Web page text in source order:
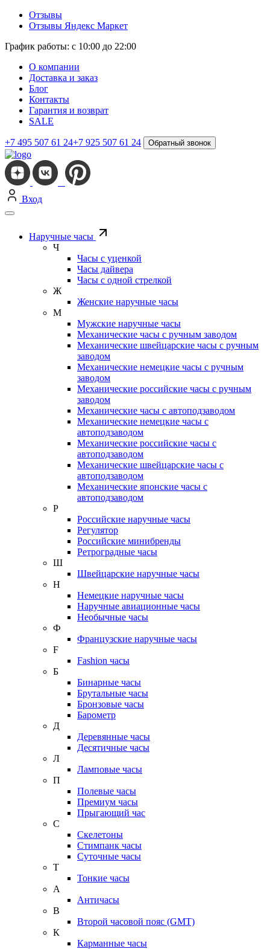
Отзывы
Отзывы Яндекс Маркет
График работы: с 10:00 до 22:00
О компании
Доставка и заказ
Блог
Контакты
Гарантия и возврат
SALE
+7 495 507 61 24+7 925 507 61 24 Обратный звонок
Вход
Наручные часы
Ч
Часы с уценкой
Часы дайвера
Часы с одной стрелкой
Ж
Женские наручные часы
М
Мужские наручные часы
Механические часы с ручным заводом
Механические швейцарские часы с ручным
заводом
Механические немецкие часы с ручным
заводом
Механические российские часы с ручным
заводом
Механические часы с автоподзаводом
Механические немецкие часы с
автоподзаводом
Механические российские часы с
автоподзаводом
Механические швейцарские часы с
автоподзаводом
Механические японские часы с
автоподзаводом
Р
Российские наручные часы
Регулятор
Российские минибренды
Ретроградные часы
Ш
Швейцарские наручные часы
Н
Немецкие наручные часы
Наручные авиационные часы
Необычные часы
Ф
Французские наручные часы
F
Fashion часы
Б
Бинарные часы
Брутальные часы
Бронзовые часы
Барометр
Д
Деревянные часы
Десятичные часы
Л
Ламповые часы
П
Полевые часы
Премиум часы
Прыгающий час
С
Скелетоны
Стимпанк часы
Суточные часы
Т
Тонкие часы
А
Античасы
В
Второй часовой пояс (GMT)
К
Карманные часы